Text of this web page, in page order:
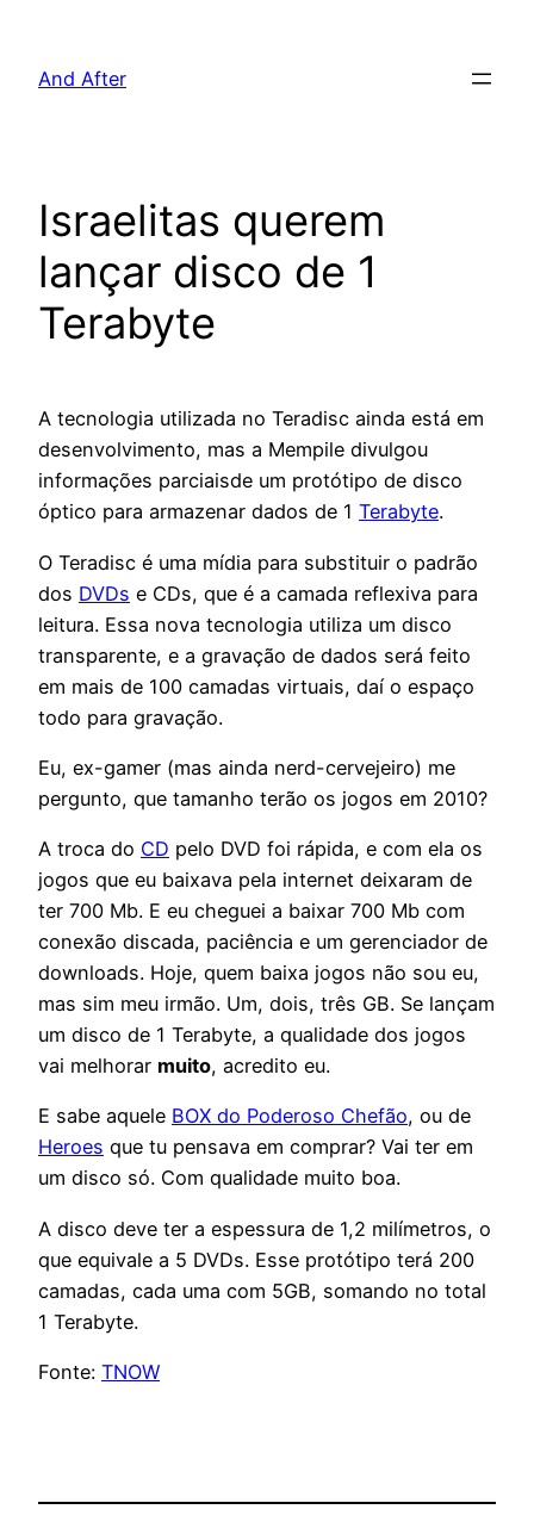
And After
Israelitas querem
lançar disco de 1
Terabyte
A tecnologia utilizada no Teradisc ainda está em
desenvolvimento, mas a Mempile divulgou
informações parciaisde um protótipo de disco
óptico para armazenar dados de 1 Terabyte.
O Teradisc é uma mídia para substituir o padrão
dos DVDs e CDs, que é a camada reflexiva para
leitura. Essa nova tecnologia utiliza um disco
transparente, e a gravação de dados será feito
em mais de 100 camadas virtuais, daí o espaço
todo para gravação.
Eu, ex-gamer (mas ainda nerd-cervejeiro) me
pergunto, que tamanho terão os jogos em 2010?
A troca do CD pelo DVD foi rápida, e com ela os
jogos que eu baixava pela internet deixaram de
ter 700 Mb. E eu cheguei a baixar 700 Mb com
conexão discada, paciência e um gerenciador de
downloads. Hoje, quem baixa jogos não sou eu,
mas sim meu irmão. Um, dois, três GB. Se lançam
um disco de 1 Terabyte, a qualidade dos jogos
vai melhorar muito, acredito eu.
E sabe aquele BOX do Poderoso Chefão, ou de
Heroes que tu pensava em comprar? Vai ter em
um disco só. Com qualidade muito boa.
A disco deve ter a espessura de 1,2 milímetros, o
que equivale a 5 DVDs. Esse protótipo terá 200
camadas, cada uma com 5GB, somando no total
1 Terabyte.
Fonte: TNOW